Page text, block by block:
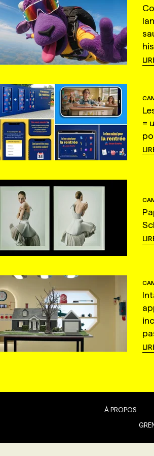
=
À PROPOS